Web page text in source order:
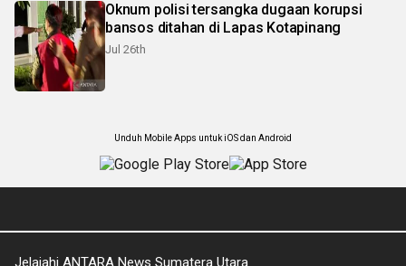
Oknum polisi tersangka dugaan korupsi
bansos ditahan di Lapas Kotapinang
Jul 26th
Unduh Mobile Apps untuk iOS dan Android
Jelajahi ANTARA News Sumatera Utara